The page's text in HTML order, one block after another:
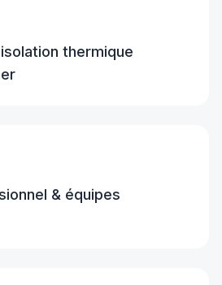
thermique
& équipes